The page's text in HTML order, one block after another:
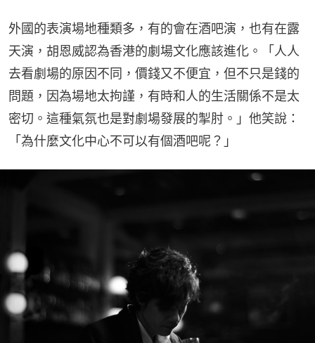
外國的表演場地種類多，有的會在酒吧演，也有在露
天演，胡恩威認為香港的劇場文化應該進化。「人人
去看劇場的原因不同，價錢又不便宜，但不只是錢的
問題，因為場地太拘謹，有時和人的生活關係不是太
密切。這種氣氛也是對劇場發展的掣肘。」他笑說：
「為什麼文化中心不可以有個酒吧呢？」